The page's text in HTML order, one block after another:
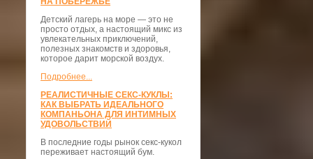
Детский лагерь на море — это не
просто отдых, а настоящий микс из
увлекательных приключений,
полезных знакомств и здоровья,
которое дарит морской воздух.
Подробнее...
РЕАЛИСТИЧНЫЕ СЕКС-КУКЛЫ:
КАК ВЫБРАТЬ ИДЕАЛЬНОГО
КОМПАНЬОНА ДЛЯ ИНТИМНЫХ
УДОВОЛЬСТВИЙ
В последние годы рынок секс-кукол
переживает настоящий бум.